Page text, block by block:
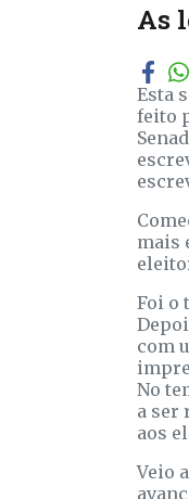
As
Esta
feito
mais
Foi o
com
No
a ser
aos
Veio